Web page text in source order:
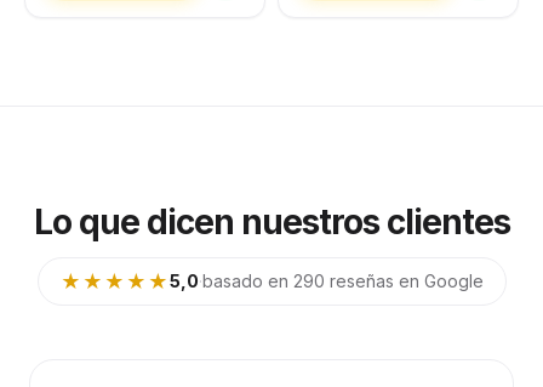
Lo que dicen nuestros clientes
★★★★★5,0·basado en 290 reseñas en Google